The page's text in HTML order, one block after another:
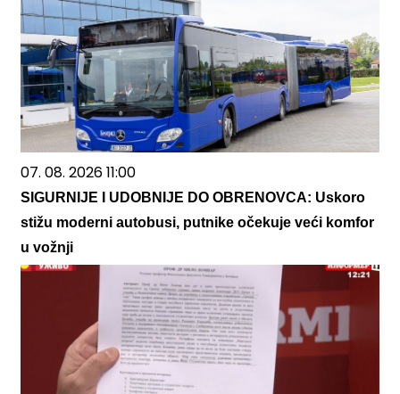
07. 08. 2026 11:00
SIGURNIJE I UDOBNIJE DO OBRENOVCA: Uskoro
stižu moderni autobusi, putnike očekuje veći komfor
u vožnji